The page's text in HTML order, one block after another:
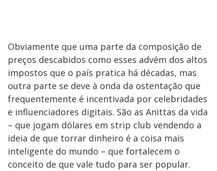
Obviamente que uma parte da composição de
preços descabidos como esses advém dos altos
impostos que o país pratica há décadas, mas
outra parte se deve à onda da ostentação que
frequentemente é incentivada por celebridades
e influenciadores digitais. São as Anittas da vida
– que jogam dólares em strip club vendendo a
ideia de que torrar dinheiro é a coisa mais
inteligente do mundo – que fortalecem o
conceito de que vale tudo para ser popular.